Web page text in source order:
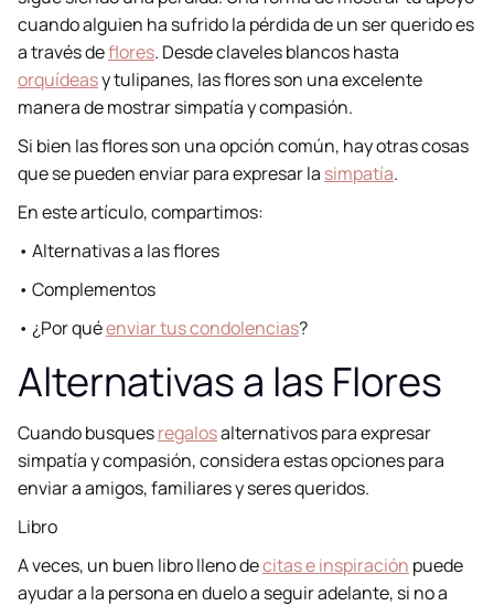
cuando alguien ha sufrido la pérdida de un ser querido es
a través deflores. Desde claveles blancos hasta
orquídeasy tulipanes, las flores son una excelente
manera de mostrar simpatía y compasión.
Si bien las flores son una opción común, hay otras cosas
que se pueden enviar para expresar la simpatía.
En este artículo, compartimos:
• Alternativas a las flores
• Complementos
• ¿Por quéenviar tus condolencias?
Alternativas a las Flores
Cuando busquesregalosalternativos para expresar
simpatía y compasión, considera estas opciones para
enviar a amigos, familiares y seres queridos.
Libro
A veces, un buen libro lleno decitas e inspiración puede
ayudar a la persona en duelo a seguir adelante, si no a